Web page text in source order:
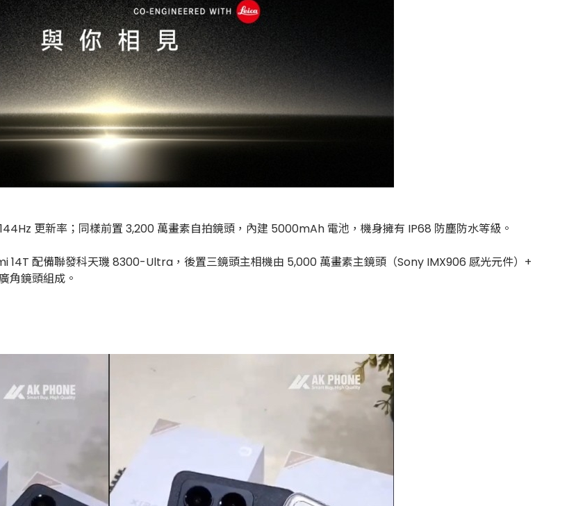
更新率；同樣前置 3,200 萬畫素自拍鏡頭，內建 5000mAh 電池，機身擁有 IP68 防塵防水等級。
14T 配備聯發科天璣 8300-Ultra，後置三鏡頭主相機由 5,000 萬畫素主鏡頭（Sony IMX906 感光元件）+
角鏡頭組成。